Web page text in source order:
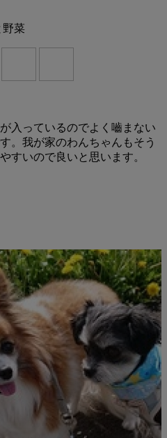
野菜
入っているのでよく嚙まない
。我が家のわんちゃんもそう
すいので良いと思います。